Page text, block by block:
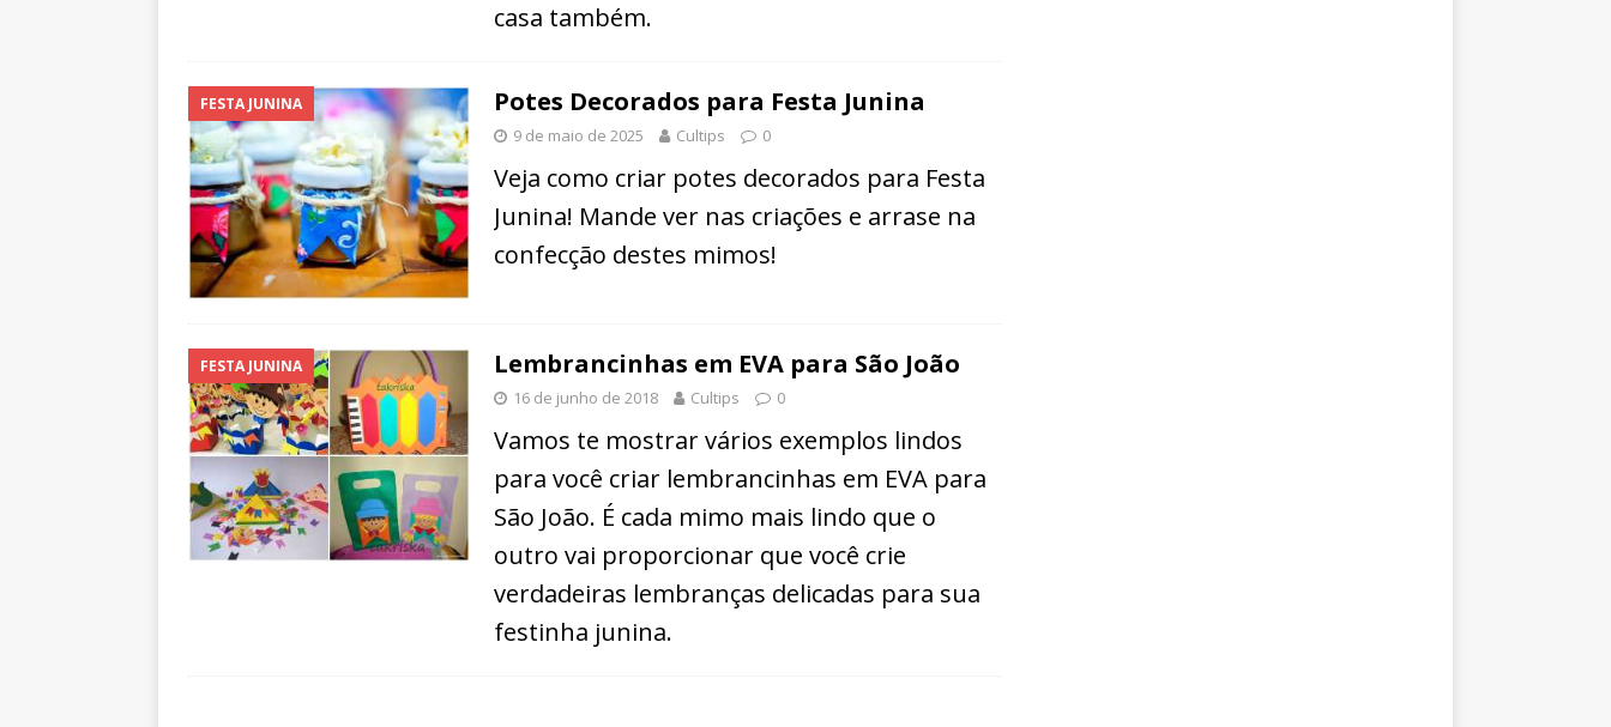
casa também.
FESTA JUNINA Potes Decorados para Festa Junina
9 de maio de 2025 Cultips 0
Veja como criar potes decorados para Festa
Junina! Mande ver nas criações e arrase na
confecção destes mimos!
FESTA JUNINA Lembrancinhas em EVA para São João
16 de junho de 2018 Cultips 0
Vamos te mostrar vários exemplos lindos
para você criar lembrancinhas em EVA para
São João. É cada mimo mais lindo que o
outro vai proporcionar que você crie
verdadeiras lembranças delicadas para sua
festinha junina.